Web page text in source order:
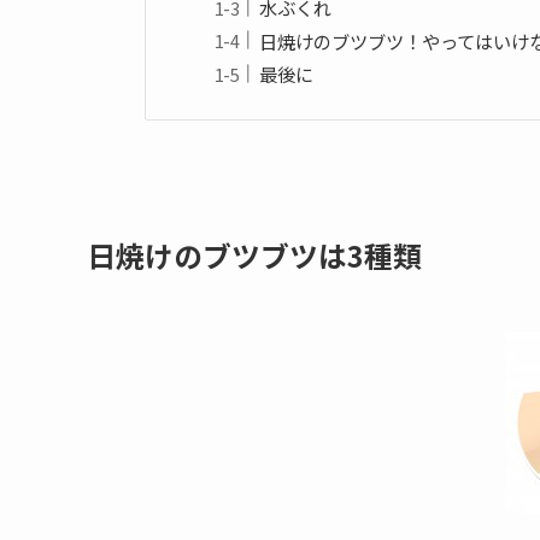
水ぶくれ
日焼けのブツブツ！やってはいけ
最後に
日焼けのブツブツは3種類